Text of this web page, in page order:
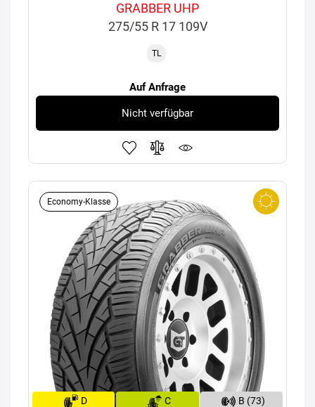
GRABBER UHP
275/55 R 17 109V
TL
Auf Anfrage
Nicht verfügbar
Economy-Klasse
D C B (73)